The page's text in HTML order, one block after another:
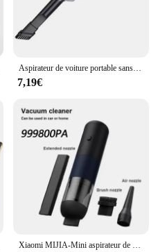
Aspirateur de voiture portable sans fil, mini dépoussiéreur, sec et support, maison, utilisation pour les touristes, déterminer les appareils de livres, chargement USB
7,19€
Xiaomi MIJIA-Mini aspirateur de voiture sans fil, aspiration de bain haute puissance, attrape-poussière, aspiration cyclone, injuste, détermination de la maison, nouveau